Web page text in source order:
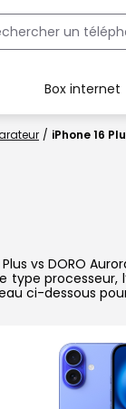
Box internet
iPhone 16
Plus vs DORO
type
ci-dessous